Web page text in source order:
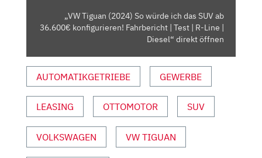
36.600€
|
TEST
|
DIESEL“
„VW Tiguan (2024) So würde ich das SUV ab
36.600€ konfigurieren! Fahrbericht | Test | R-Line |
Diesel“ direkt öffnen
AUTOMATIKGETRIEBE GEWERBE
LEASING OTTOMOTOR SUV
VOLKSWAGEN VW TIGUAN